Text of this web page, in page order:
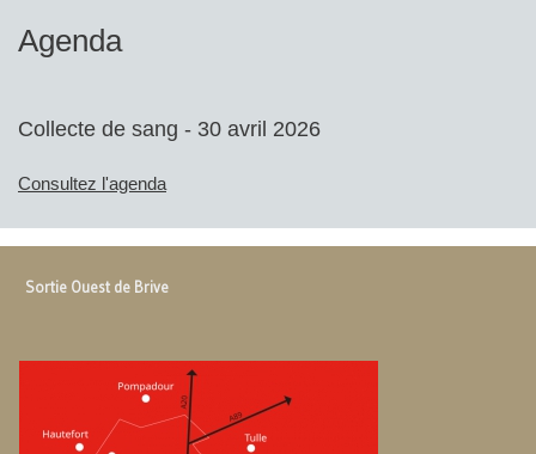
Agenda
Collecte de sang - 30 avril 2026
Consultez l'agenda
Sortie Ouest de Brive